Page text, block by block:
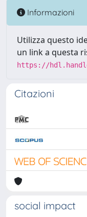
Informazioni
Utilizza questo
un link a questa
https://
Citazioni
social impact